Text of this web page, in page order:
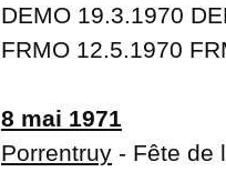
DEMO 19.3.1970
FRMO 12.5.1970
8 mai 1971
Porrentruy - Fête de